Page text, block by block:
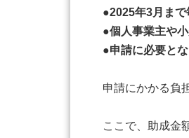
●2025年3月まで
●個人事業主や小
●申請に必要とな
申請にかかる負
ここで、助成金